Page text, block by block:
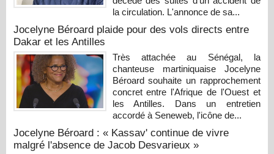
la circulation. L'annonce de sa...
Jocelyne Béroard plaide pour des vols directs entre
Dakar et les Antilles
Très attachée au Sénégal, la
chanteuse martiniquaise Jocelyne
Béroard souhaite un rapprochement
concret entre l'Afrique de l'Ouest et
les Antilles. Dans un entretien
accordé à Seneweb, l'icône de...
Jocelyne Béroard : « Kassav' continue de vivre
malgré l'absence de Jacob Desvarieux »